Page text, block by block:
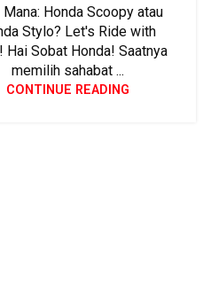
Honda Scoopy atau
Stylo? Let's Ride with
Hai Sobat Honda! Saatnya
memilih sahabat ...
CONTINUE READING